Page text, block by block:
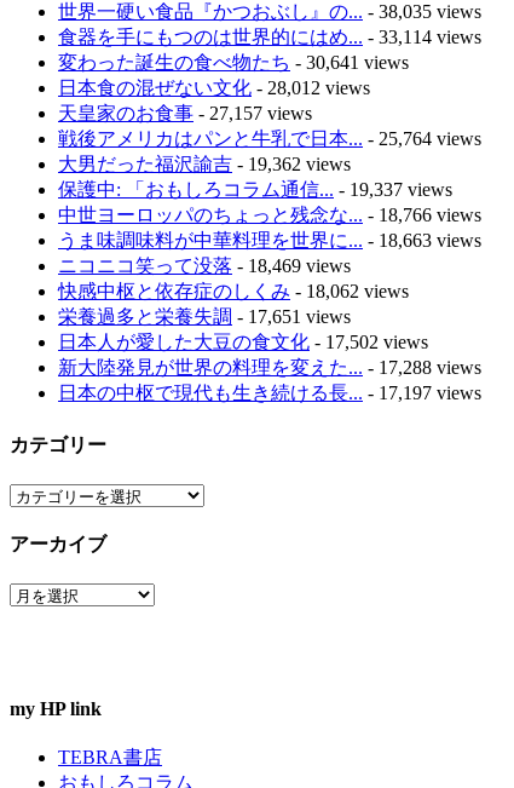
世界一硬い食品『かつおぶし』の... - 38,035 views
食器を手にもつのは世界的にはめ... - 33,114 views
変わった誕生の食べ物たち - 30,641 views
日本食の混ぜない文化 - 28,012 views
天皇家のお食事 - 27,157 views
戦後アメリカはパンと牛乳で日本... - 25,764 views
大男だった福沢諭吉 - 19,362 views
保護中: 「おもしろコラム通信... - 19,337 views
中世ヨーロッパのちょっと残念な... - 18,766 views
うま味調味料が中華料理を世界に... - 18,663 views
ニコニコ笑って没落 - 18,469 views
快感中枢と依存症のしくみ - 18,062 views
栄養過多と栄養失調 - 17,651 views
日本人が愛した大豆の食文化 - 17,502 views
新大陸発見が世界の料理を変えた... - 17,288 views
日本の中枢で現代も生き続ける長... - 17,197 views
カテゴリー
カ
ゴ
ー
アーカイブ
ア
my HP link
TEBRA書店
おもしろコラム